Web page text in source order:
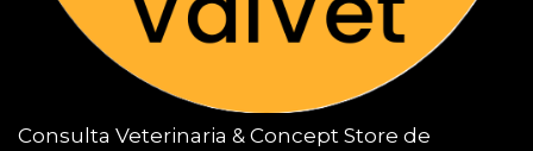
Consulta Veterinaria & Concept Store de